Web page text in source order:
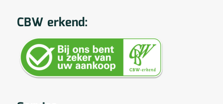
CBW erkend: